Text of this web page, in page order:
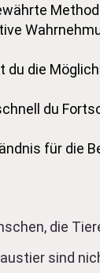
du die
du
für die
die
sind